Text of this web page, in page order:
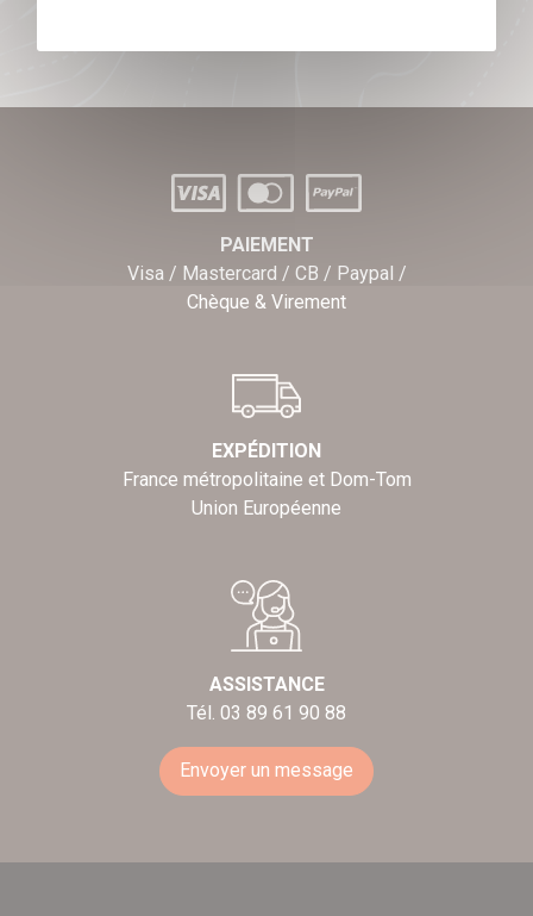
PAIEMENT
Visa / Mastercard / CB / Paypal /
Chèque & Virement
EXPÉDITION
France métropolitaine et Dom-Tom
Union Européenne
ASSISTANCE
Tél. 03 89 61 90 88
Envoyer un message